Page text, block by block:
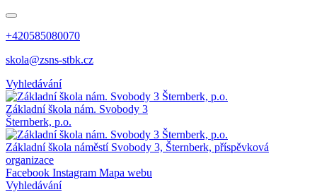
+420585080070
skola@zsns-stbk.cz
Vyhledávání
Základní škola nám. Svobody 3
Šternberk, p.o.
Základní škola náměstí Svobody 3, Šternberk, příspěvková
organizace
Facebook Instagram Mapa webu
Vyhledávání